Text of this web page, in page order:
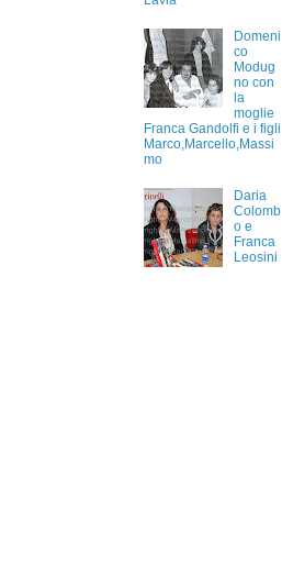
Domeni
co
Modug
no con
la
moglie
Franca Gandolfi e i figli
Marco,Marcello,Massi
mo
Daria
Colomb
o e
Franca
Leosini